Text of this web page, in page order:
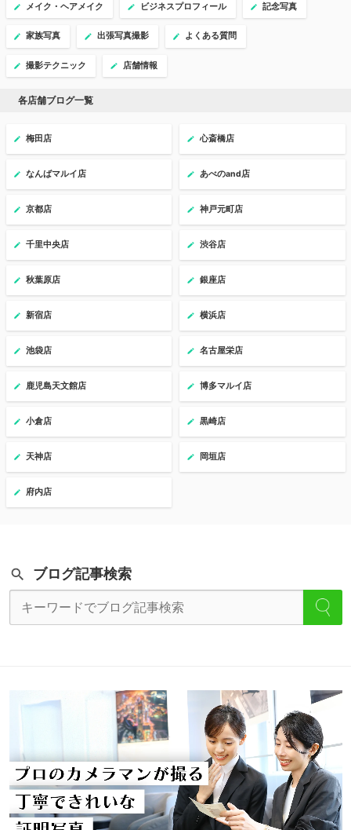
メイク・ヘアメイク ビジネスプロフィール 記念写真
家族写真 出張写真撮影 よくある質問
撮影テクニック 店舗情報
各店舗ブログ一覧
梅田店 心斎橋店
なんばマルイ店 あべのand店
京都店 神戸元町店
千里中央店 渋谷店
秋葉原店 銀座店
新宿店 横浜店
池袋店 名古屋栄店
鹿児島天文館店 博多マルイ店
小倉店 黒崎店
天神店 岡垣店
府内店
ブログ記事検索